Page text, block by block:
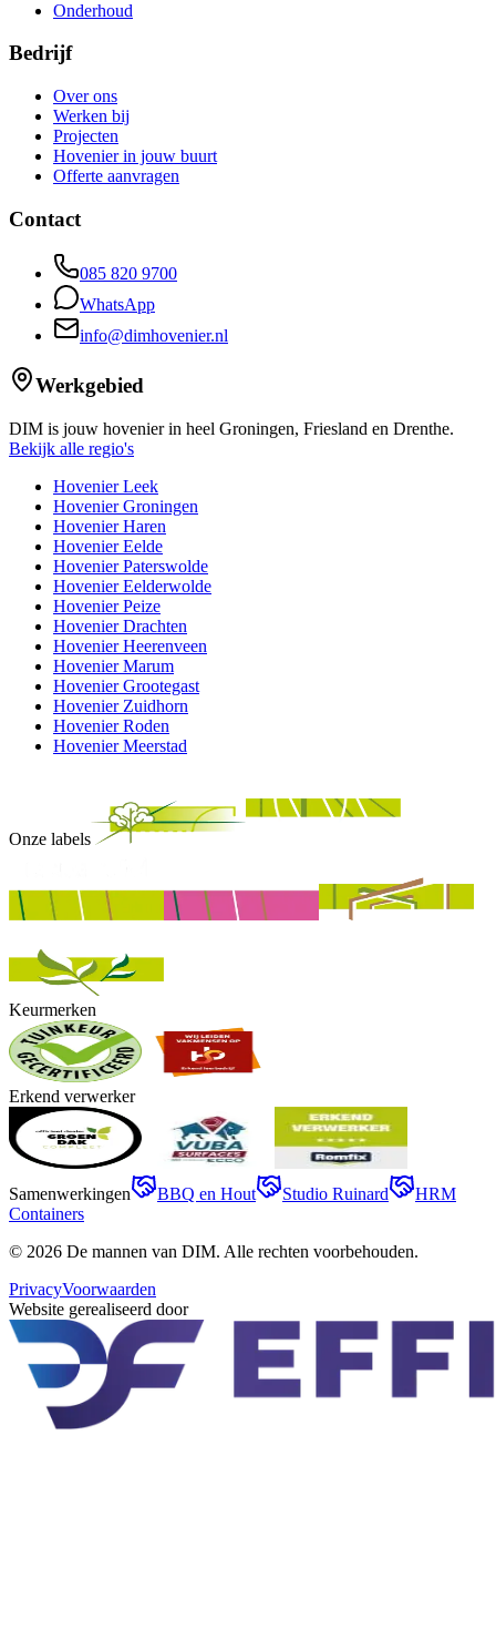
Onderhoud
Bedrijf
Over ons
Werken bij
Projecten
Hovenier in jouw buurt
Offerte aanvragen
Contact
085 820 9700
WhatsApp
info@dimhovenier.nl
Werkgebied
DIM is jouw hovenier in heel Groningen, Friesland en Drenthe.
Bekijk alle regio's
Hovenier Leek
Hovenier Groningen
Hovenier Haren
Hovenier Eelde
Hovenier Paterswolde
Hovenier Eelderwolde
Hovenier Peize
Hovenier Drachten
Hovenier Heerenveen
Hovenier Marum
Hovenier Grootegast
Hovenier Zuidhorn
Hovenier Roden
Hovenier Meerstad
Onze labels
Keurmerken
Erkend verwerker
Samenwerkingen BBQ en Hout Studio Ruinard
HRM
Containers
© 2026 De mannen van DIM. Alle rechten voorbehouden.
PrivacyVoorwaarden
Website gerealiseerd door